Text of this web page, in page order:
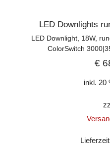
LED Downlights
LED Downlight, 18W,
ColorSwitch
€
inkl. 20